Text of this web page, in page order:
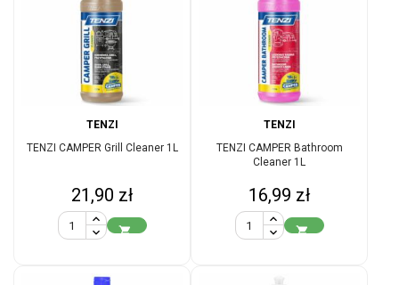
TENZI
TENZI CAMPER Grill Cleaner 1L
Cena
21,90 zł

TENZI
TENZI CAMPER Bathroom
Cleaner 1L
Cena
16,99 zł
